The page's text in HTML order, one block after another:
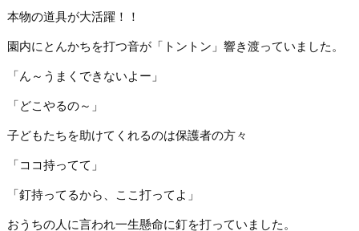
本物の道具が大活躍！！
園内にとんかちを打つ音が「トントン」響き渡っていました。
「ん～うまくできないよー」
「どこやるの～」
子どもたちを助けてくれるのは保護者の方々
「ココ持ってて」
「釘持ってるから、ここ打ってよ」
おうちの人に言われ一生懸命に釘を打っていました。